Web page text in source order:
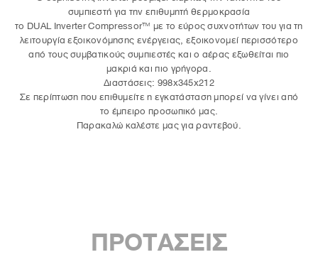
συμπιεστή για την επιθυμητή θερμοκρασία
το DUAL Inverter Compressor™ με το εύρος συχνοτήτων του για τη
λειτουργία εξοικονόμησης ενέργειας, εξοικονομεί περισσότερο
από τους συμβατικούς συμπιεστές και ο αέρας εξωθείται πιο
μακριά και πιο γρήγορα.
Διαστάσεις: 998x345x212
Σε περίπτωση που επιθυμείτε η εγκατάσταση μπορεί να γίνει από
το έμπειρο προσωπικό μας.
Παρακαλώ καλέστε μας για ραντεβού.
ΠΡΟΤΑΣΕΙΣ